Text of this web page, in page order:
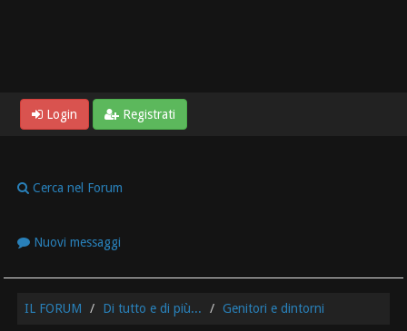
Login Registrati
Cerca nel Forum
Nuovi messaggi
IL FORUM Di tutto e di più... Genitori e dintorni